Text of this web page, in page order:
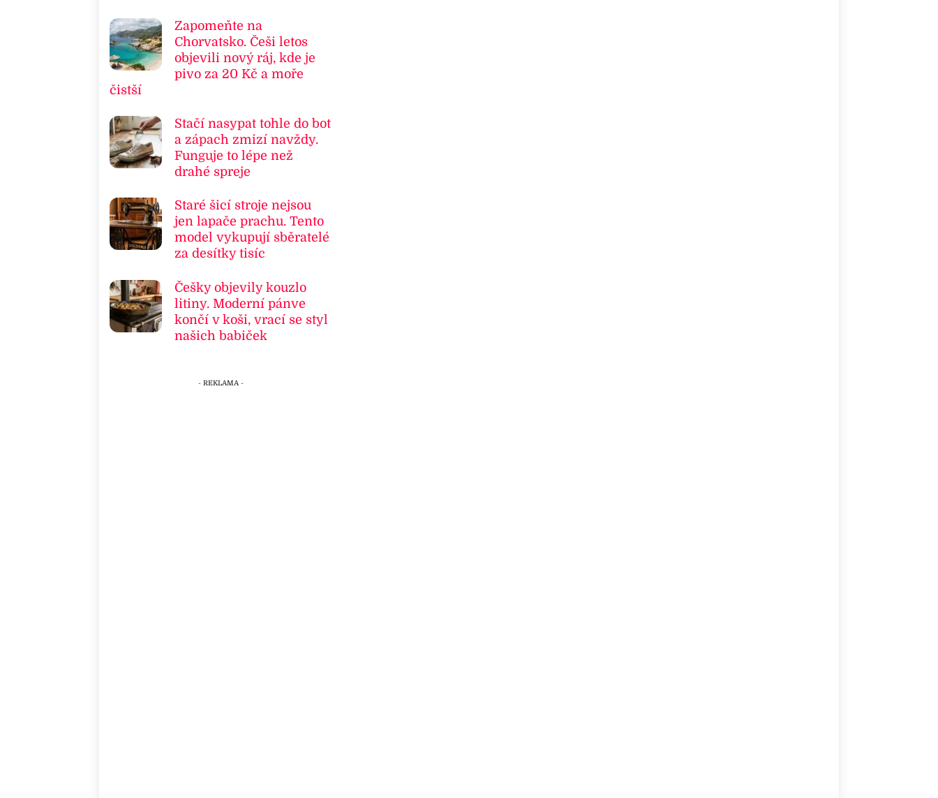
Zapomeňte na
Chorvatsko. Češi letos
objevili nový ráj, kde je
pivo za 20 Kč a moře
čistší
Stačí nasypat tohle do bot
a zápach zmizí navždy.
Funguje to lépe než
drahé spreje
Staré šicí stroje nejsou
jen lapače prachu. Tento
model vykupují sběratelé
za desítky tisíc
Češky objevily kouzlo
litiny. Moderní pánve
končí v koši, vrací se styl
našich babiček